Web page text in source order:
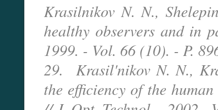
Krasilnikov N. N.,
healthy observers and in
1999. - Vol. 66 (10). - P.
29. Krasil'nikov N. N.,
the efficiency of the